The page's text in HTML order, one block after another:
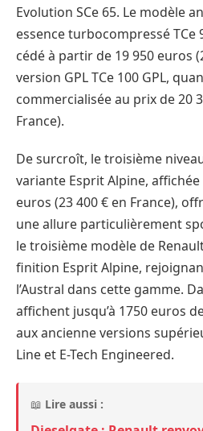
Evolution SCe 65. Le modèle
essence turbocompressé TCe
cédé à partir de 19 950 euros
version GPL TCe 100 GPL,
commercialisée au prix de 20
France).
De surcroît, le troisième
variante Esprit Alpine,
euros (23 400 € en France),
une allure particulièrement
le troisième modèle de
finition Esprit Alpine,
l’Austral dans cette gamme.
affichent jusqu’à 1750 euros
aux ancienne versions
Line et E-Tech Engineered.
📖 Lire aussi :